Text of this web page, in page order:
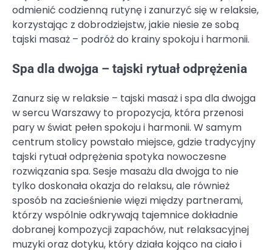
odmienić codzienną rutynę i zanurzyć się w relaksie,
korzystając z dobrodziejstw, jakie niesie ze sobą
tajski masaż – podróż do krainy spokoju i harmonii.
Spa dla dwojga – tajski rytuał odprężenia
Zanurz się w relaksie – tajski masaż i spa dla dwojga
w sercu Warszawy to propozycja, która przenosi
pary w świat pełen spokoju i harmonii. W samym
centrum stolicy powstało miejsce, gdzie tradycyjny
tajski rytuał odprężenia spotyka nowoczesne
rozwiązania spa. Sesje masażu dla dwojga to nie
tylko doskonała okazja do relaksu, ale również
sposób na zacieśnienie więzi między partnerami,
którzy wspólnie odkrywają tajemnice dokładnie
dobranej kompozycji zapachów, nut relaksacyjnej
muzyki oraz dotyku, który działa kojąco na ciało i